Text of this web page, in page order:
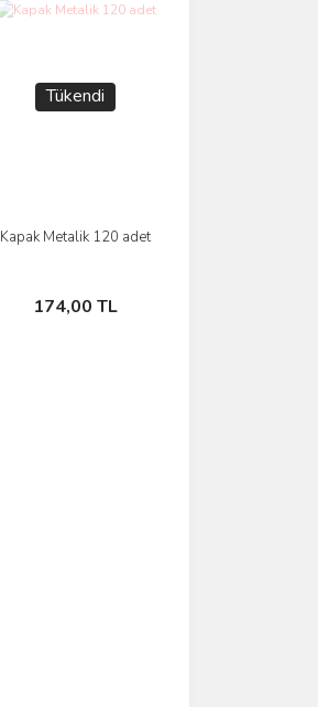
Tükendi
Kapak Metalik 120 adet
174,00 TL
İncele
Stokta Yok